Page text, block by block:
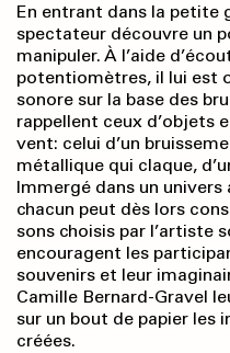
En entrant dans la petite
spectateur découvre un
manipuler. À l’aide
potentiomètres, il lui est
sonore sur la base des
rappellent ceux d’objets
vent: celui d’un
métallique qui claque,
Immergé dans un
chacun peut dès lors
sons choisis par l’artiste
encouragent les
souvenirs et leur
Camille Bernard-Gravel
sur un bout de papier les
créées.